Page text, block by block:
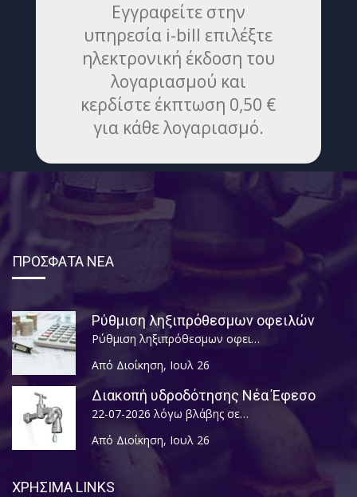
Εγγραφείτε στην
υπηρεσία i-bill επιλέξτε
ηλεκτρονική έκδοση του
λογαριασμού και
κερδίστε έκπτωση 0,50 €
για κάθε λογαριασμό.
ΠΡΟΣΦΑΤΑ ΝΕΑ
Ρύθμιση ληξιπρόθεσμων οφειλών
Ρύθμιση ληξιπρόθεσμων οφει…
Από Διοίκηση, Ιουλ 26
Διακοπή υδροδότησης Νέα Έφεσο
22-07-2026 λόγω βλάβης σε…
Από Διοίκηση, Ιουλ 26
ΧΡΗΣΙΜΑ LINKS